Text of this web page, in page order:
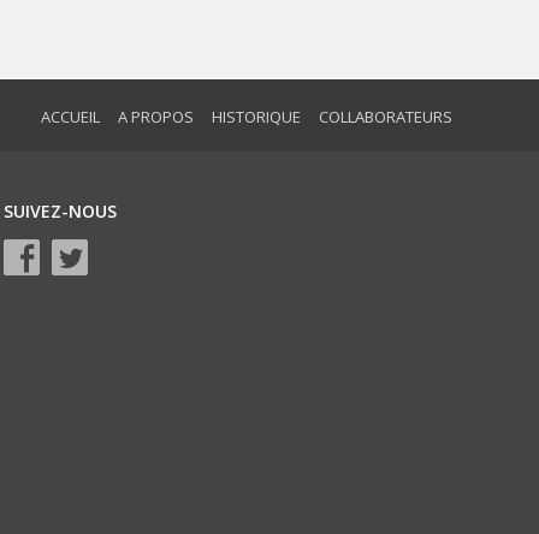
ACCUEIL A PROPOS HISTORIQUE COLLABORATEURS
SUIVEZ-NOUS